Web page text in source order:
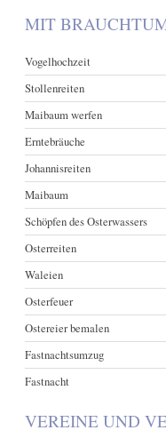
MIT
Vogelhochzeit
Stollenreiten
Maibaum werfen
Erntebräuche
Johannisreiten
Maibaum
Schöpfen des Osterwassers
Osterreiten
Waleien
Osterfeuer
Ostereier bemalen
Fastnachtsumzug
Fastnacht
VEREINE UND